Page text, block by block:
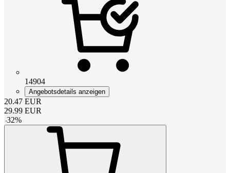
14904
Angebotsdetails anzeigen
20.47 EUR
29.99 EUR
-32%